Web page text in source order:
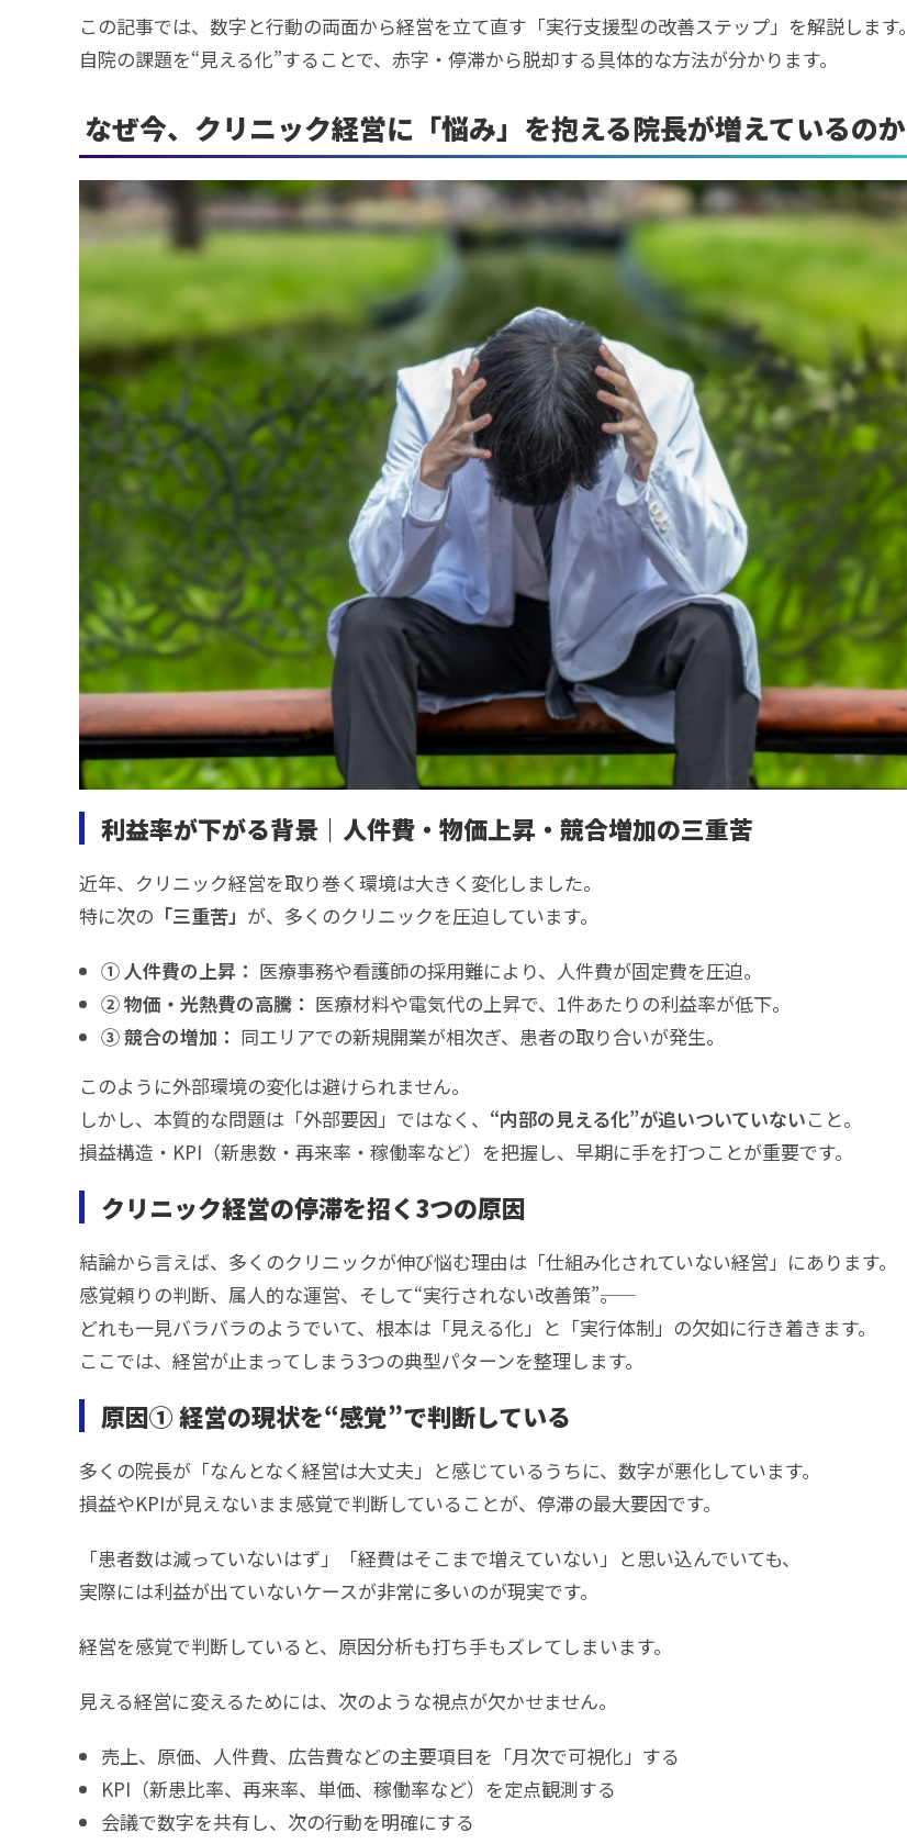
この記事では、数字と行動の両面から経営を立て直す「実行支援型の改善ステップ」を解説します。
自院の課題を“見える化”することで、赤字・停滞から脱却する具体的な方法が分かります。
なぜ今、クリニック経営に「悩み」を抱える院長が増えているのか
利益率が下がる背景｜人件費・物価上昇・競合増加の三重苦
近年、クリニック経営を取り巻く環境は大きく変化しました。
特に次の 「三重苦」 が、多くのクリニックを圧迫しています。
① 人件費の上昇： 医療事務や看護師の採用難により、人件費が固定費を圧迫。
② 物価・光熱費の高騰： 医療材料や電気代の上昇で、1件あたりの利益率が低下。
③ 競合の増加： 同エリアでの新規開業が相次ぎ、患者の取り合いが発生。
このように外部環境の変化は避けられません。
しかし、本質的な問題は「外部要因」ではなく、 “内部の見える化”が追いついていないこと。
損益構造・KPI（新患数・再来率・稼働率など）を把握し、早期に手を打つことが重要です。
クリニック経営の停滞を招く3つの原因
結論から言えば、多くのクリニックが伸び悩む理由は「仕組み化されていない経営」にあります。
感覚頼りの判断、属人的な運営、そして“実行されない改善策”――。
どれも一見バラバラのようでいて、根本は「見える化」と「実行体制」の欠如に行き着きます。
ここでは、経営が止まってしまう3つの典型パターンを整理します。
原因① 経営の現状を“感覚”で判断している
多くの院長が「なんとなく経営は大丈夫」と感じているうちに、数字が悪化しています。
損益やKPIが見えないまま感覚で判断していることが、停滞の最大要因です。
「患者数は減っていないはず」「経費はそこまで増えていない」と思い込んでいても、
実際には利益が出ていないケースが非常に多いのが現実です。
経営を感覚で判断していると、原因分析も打ち手もズレてしまいます。
見える経営に変えるためには、次のような視点が欠かせません。
売上、原価、人件費、広告費などの主要項目を「月次で可視化」する
KPI（新患比率、再来率、単価、稼働率など）を定点観測する
会議で数字を共有し、次の行動を明確にする